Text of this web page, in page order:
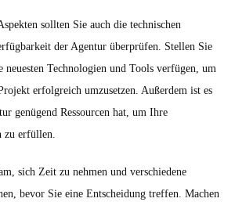
sollten Sie auch die technischen
der Agentur überprüfen. Stellen Sie
neuesten Technologien und Tools verfügen, um
erfolgreich umzusetzen. Außerdem ist es
genügend Ressourcen hat, um Ihre
zu erfüllen.
sich Zeit zu nehmen und verschiedene
bevor Sie eine Entscheidung treffen. Machen